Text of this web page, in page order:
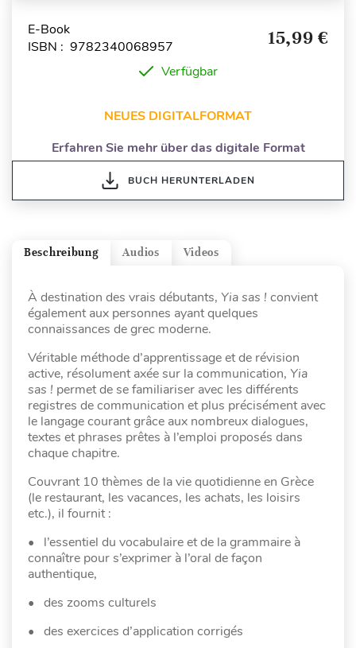
E-Book
ISBN : 9782340068957
15,99 €
Verfügbar
NEUES DIGITALFORMAT
Erfahren Sie mehr über das digitale Format
BUCH HERUNTERLADEN
Videos
Audios
Beschreibung
À destination des vrais débutants, Yia sas ! convient
également aux personnes ayant quelques
connaissances de grec moderne.
Véritable méthode d’apprentissage et de révision
active, résolument axée sur la communication, Yia
sas ! permet de se familiariser avec les différents
registres de communication et plus précisément avec
le langage courant grâce aux nombreux dialogues,
textes et phrases prêtes à l’emploi proposés dans
chaque chapitre.
Couvrant 10 thèmes de la vie quotidienne en Grèce
(le restaurant, les vacances, les achats, les loisirs
etc.), il fournit :
• l’essentiel du vocabulaire et de la grammaire à
connaître pour s’exprimer à l’oral de façon
authentique,
• des zooms culturels
• des exercices d’application corrigés